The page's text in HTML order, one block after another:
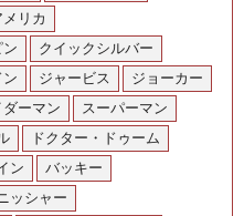
リカ
クイックシルバー
ジャービス
ジョーカー
ーマン
スーパーマン
ドクター・ドゥーム
ン
バッキー
ッシャー